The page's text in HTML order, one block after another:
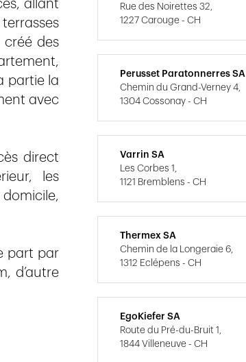
allant
des
partie la
avec
direct
les
part par
d’autre
Rue des Noirettes 32,
1227 Carouge - CH
Perusset Paratonnerres SA
Chemin du Grand-Verney 4,
1304 Cossonay - CH
Varrin SA
Les Corbes 1,
1121 Bremblens - CH
Thermex SA
Chemin de la Longeraie 6,
1312 Eclépens - CH
EgoKiefer SA
Route du Pré-du-Bruit 1,
1844 Villeneuve - CH